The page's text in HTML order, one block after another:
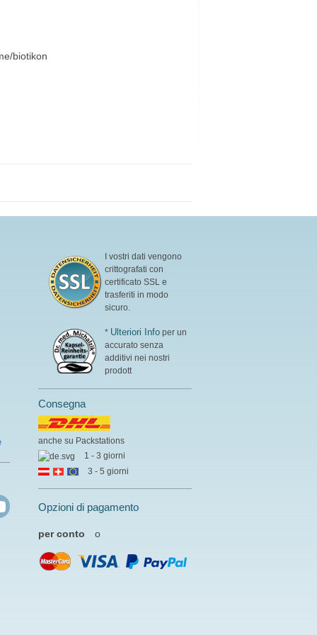
biotikon
I vostri dati vengono
crittografati con
certificato SSL e
trasferiti in modo
sicuro.
* Ulteriori Info per un
accurato senza
additivi nei nostri
prodott
Consegna
anche su Packstations
1 - 3 giorni
3 - 5 giorni
Opzioni di pagamento
per conto o